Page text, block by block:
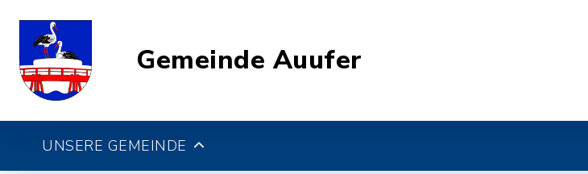
Gemeinde Auufer
UNSERE GEMEINDE